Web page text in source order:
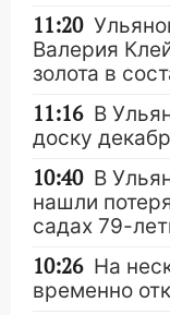
11:20
Валерия
золота в
11:16 В
доску
10:40 В
нашли
садах 79-
10:26 На
временно